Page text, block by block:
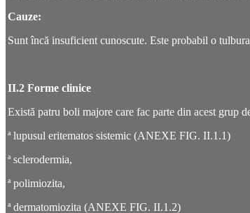
Cauze:
Sunt încă insuficient cunoscute. Este probabil o
II.2 Forme clinice
Există patru boli majore care fac parte din acest grup
ª lupusul eritematos sistemic (ANEXE FIG. II.1.1)
ª sclerodermia,
ª polimiozita,
ª dermatomiozita (ANEXE FIG. II.1.2)